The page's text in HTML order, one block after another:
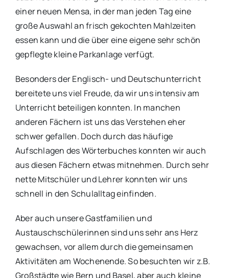
einer neuen Mensa, in der man jeden Tag eine
große Auswahl an frisch gekochten Mahlzeiten
essen kann und die über eine eigene sehr schön
gepflegte kleine Parkanlage verfügt.
Besonders der Englisch- und Deutschunterricht
bereitete uns viel Freude, da wir uns intensiv am
Unterricht beteiligen konnten. In manchen
anderen Fächern ist uns das Verstehen eher
schwer gefallen. Doch durch das häufige
Aufschlagen des Wörterbuches konnten wir auch
aus diesen Fächern etwas mitnehmen. Durch sehr
nette Mitschüler und Lehrer konnten wir uns
schnell in den Schulalltag einfinden.
Aber auch unsere Gastfamilien und
Austauschschülerinnen sind uns sehr ans Herz
gewachsen, vor allem durch die gemeinsamen
Aktivitäten am Wochenende. So besuchten wir z.B.
Großstädte wie Bern und Basel, aber auch kleine